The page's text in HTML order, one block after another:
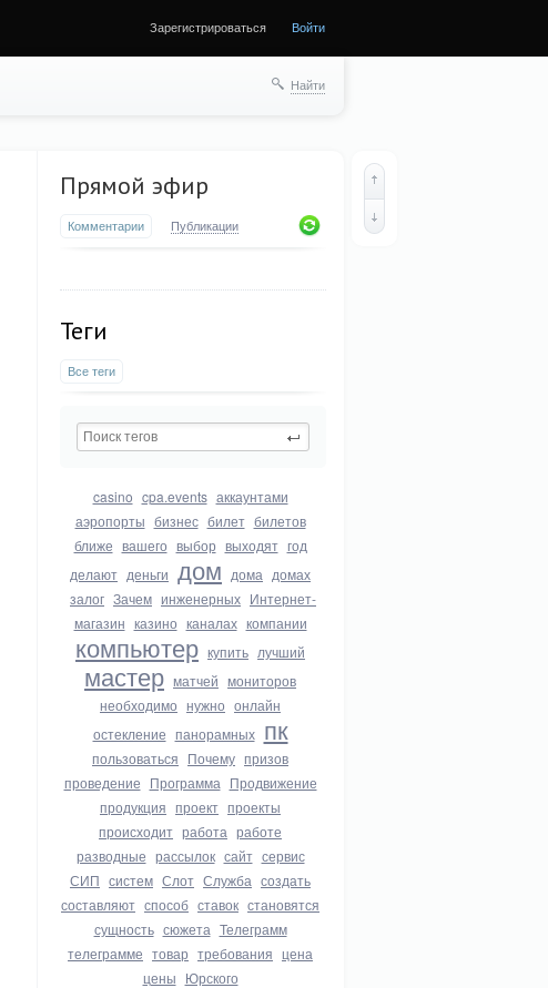
Зарегистрироваться Войти
Найти
Прямой эфир
Комментарии Публикации
Теги
Все теги
casino cpa.events аккаунтами
аэропорты бизнес билет билетов
ближе вашего выбор выходят год
делают деньги дом дома домах
залог Зачем инженерных Интернет-
магазин казино каналах компании
компьютер купить лучший
мастер матчей мониторов
необходимо нужно онлайн
остекление панорамных пк
пользоваться Почему призов
проведение Программа Продвижение
продукция проект проекты
происходит работа работе
разводные рассылок сайт сервис
СИП систем Слот Служба создать
составляют способ ставок становятся
сущность сюжета Телеграмм
телеграмме товар требования цена
цены Юрского